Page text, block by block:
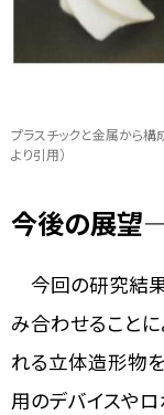
プラスチックと金属から
より引用）
今後の展望
今回の研究結果
み合わせることに
れる立体造形物
用のデバイスや